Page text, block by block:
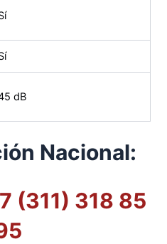
dB
Nacional:
(311) 318 85